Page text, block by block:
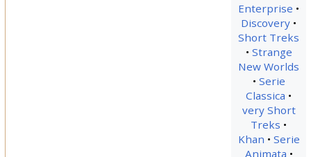
Enterprise
Discovery
Short Treks
Strange
New Worlds
Serie
Classica
very Short
Treks
Khan
Serie
Animata